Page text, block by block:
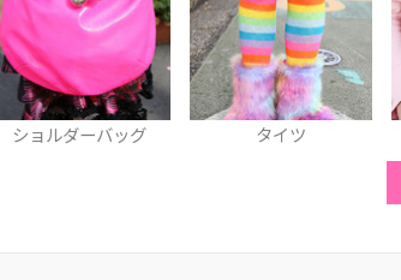
タイツ タンクトップ